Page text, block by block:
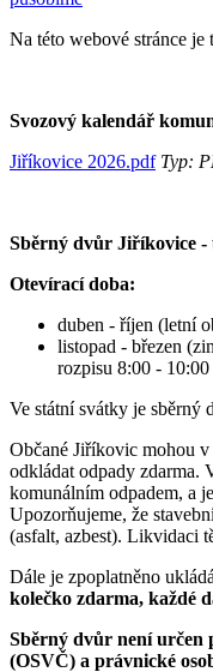
Na této webové stránce
Svozový kalendář
Jiříkovice 2026.pdfTyp:
Sběrný dvůr Jiříkovice -
Otevírací doba:
duben - říjen (letní
listopad - březen
rozpisu 8:00 - 10:00
Ve státní svátky je sběrný
Občané Jiříkovic mohou
odkládat odpady zdarma.
komunálním odpadem, a
Upozorňujeme, že
(asfalt, azbest). Likvidaci
Dále je zpoplatněno
kolečko zdarma, každé
Sběrný dvůr není určen
(OSVČ) a právnické